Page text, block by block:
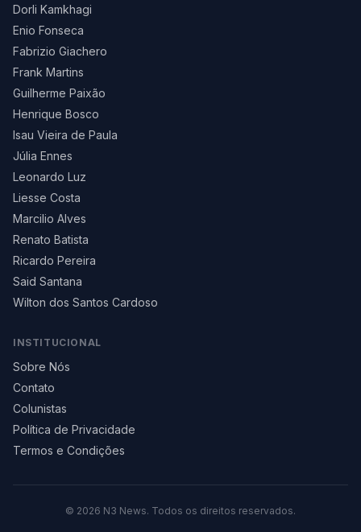
Dorli Kamkhagi
Enio Fonseca
Fabrizio Giachero
Frank Martins
Guilherme Paixão
Henrique Bosco
Isau Vieira de Paula
Júlia Ennes
Leonardo Luz
Liesse Costa
Marcilio Alves
Renato Batista
Ricardo Pereira
Said Santana
Wilton dos Santos Cardoso
INSTITUCIONAL
Sobre Nós
Contato
Colunistas
Política de Privacidade
Termos e Condições
© 2026 N3 News. Todos os direitos reservados.